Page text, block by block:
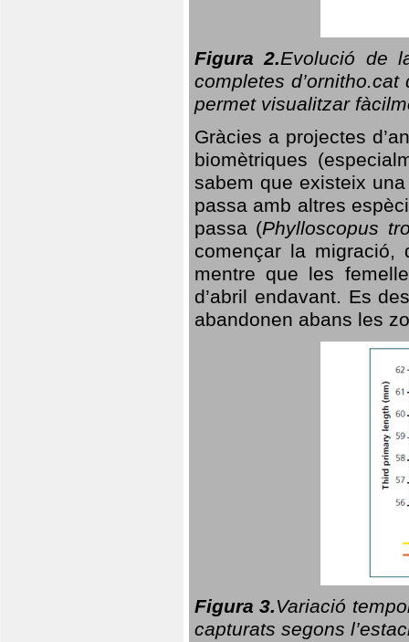
Figura 2.Evolució de
completes
permet visualitzar
Gràcies a projectes
biomètriques
sabem que existeix
passa amb altres
passa (Phylloscopus
començar la migració,
mentre que les
d’abril endavant. Es
abandonen abans les
Figura 3.Variació
capturats segons